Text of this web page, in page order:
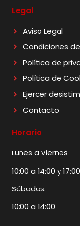
Legal
Aviso Legal
Condiciones
Política de
Política de
Ejercer
Contacto
Horario
Lunes a Viernes
10:00 a 14:00 y
Sábados:
10:00 a 14:00